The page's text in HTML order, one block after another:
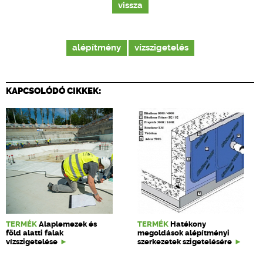
vissza
alépítmény vízszigetelés
KAPCSOLÓDÓ CIKKEK:
TERMÉK Alaplemezek és
föld alatti falak
vízszigetelése
TERMÉK Hatékony
megoldások alépítményi
szerkezetek szigetelésére